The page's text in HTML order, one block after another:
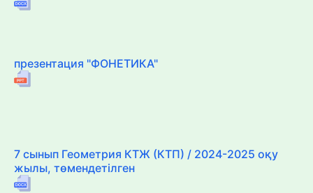
презентация "ФОНЕТИКА"
7 сынып Геометрия КТЖ (КТП) / 2024-2025 оқу
жылы, төмендетілген